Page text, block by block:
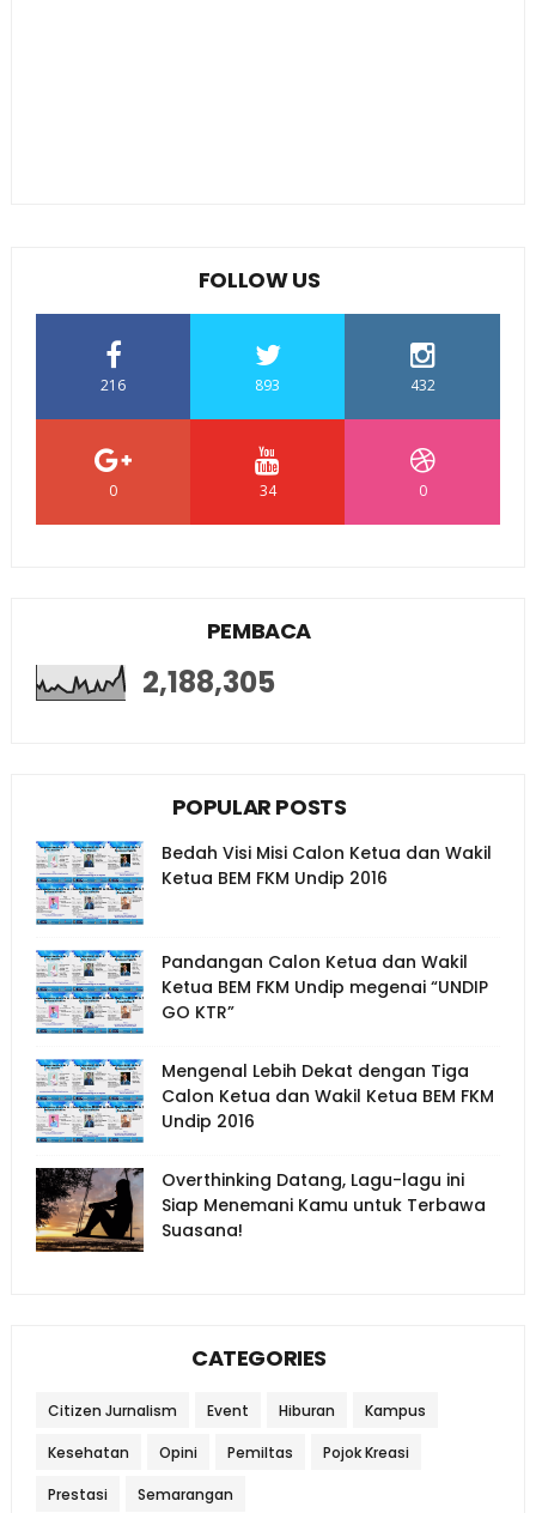
FOLLOW US
216 893 432
0 34 0
PEMBACA
2,188,305
POPULAR POSTS
Bedah Visi Misi Calon Ketua dan Wakil
Ketua BEM FKM Undip 2016
Pandangan Calon Ketua dan Wakil
Ketua BEM FKM Undip megenai “UNDIP
GO KTR”
Mengenal Lebih Dekat dengan Tiga
Calon Ketua dan Wakil Ketua BEM FKM
Undip 2016
Overthinking Datang, Lagu-lagu ini
Siap Menemani Kamu untuk Terbawa
Suasana!
CATEGORIES
Citizen Jurnalism Event Hiburan Kampus
Kesehatan Opini Pemiltas Pojok Kreasi
Prestasi Semarangan